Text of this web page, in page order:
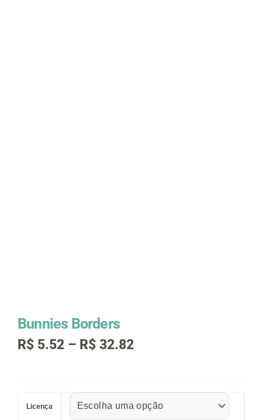
Bunnies Borders
R$ 5.52 – R$ 32.82Faixa
através
R$ 32.82
Licença
quantidade